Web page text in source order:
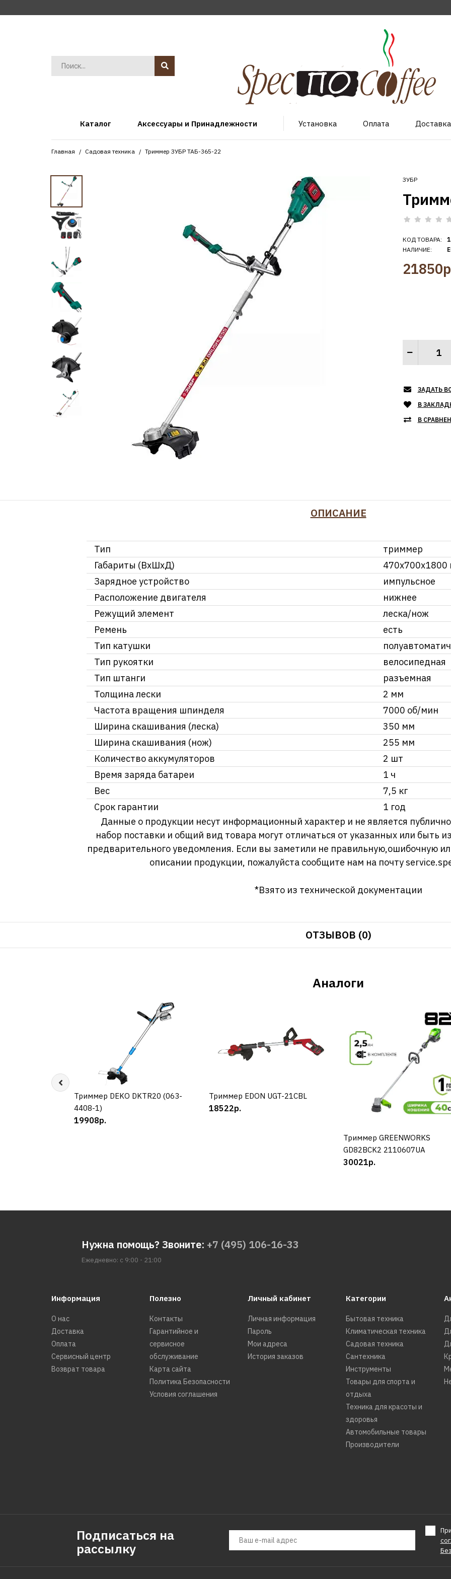
Каталог Аксессуары и Принадлежности Установка Оплата Доставка
Главная Садовая техника Триммер ЗУБР ТАБ-365-22
ЗУБР
КОД ТОВАРА:
НАЛИЧИЕ:
ЗАДАТЬ
В
В
ОПИСАНИЕ
Тип
триммер
Габариты (ВхШхД)
470х700х1800
Зарядное устройство
импульсное
Расположение двигателя
нижнее
Режущий элемент
леска/нож
Ремень
есть
Тип катушки
Тип рукоятки
велосипедная
Тип штанги
разъемная
Толщина лески
2 мм
Частота вращения шпинделя
7000 об/мин
Ширина скашивания (леска)
350 мм
Ширина скашивания (нож)
255 мм
Количество аккумуляторов
2 шт
Время заряда батареи
1 ч
Вес
7,5 кг
Срок гарантии
1 год
Данные о продукции несут информационный характер и не является
набор поставки и общий вид товара могут отличаться от указанных или быть
предварительного уведомления. Если вы заметили не правильную,ошибочную
описании продукции, пожалуйста сообщите нам на почту
*Взято из технической документации
ОТЗЫВОВ (0)
Аналоги
КУПИТЬ
Триммер DEKO DKTR20 (063-
4408-1)
19908р.
КУПИТЬ
Триммер EDON UGT-21CBL
18522р.
КУПИТЬ
Триммер GREENWORKS
GD82BCK2 2110607UA
30021р.
Нужна помощь? Звоните: +7 (495) 106-16-33
Ежедневно: с 9:00 - 21:00
Информация
О нас
Доставка
Оплата
Сервисный центр
Возврат товара
Полезно
Контакты
Гарантийное и
сервисное
обслуживание
Карта сайта
Политика Безопасности
Условия соглашения
Личный кабинет
Личная информация
Пароль
Мои адреса
История заказов
Категории
Бытовая техника
Климатическая техника
Садовая техника
Сантехника
Инструменты
Товары для спорта и
отдыха
Техника для красоты и
здоровья
Автомобильные товары
Производители
Подписаться на
рассылку